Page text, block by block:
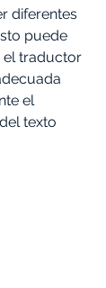
diferentes
puede
el traductor
el
texto